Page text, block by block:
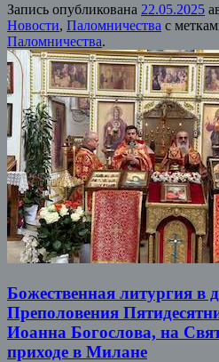
Запись опубликована 22.05.2025
Новости, Паломничества с
Паломничества.
Божественная литургия в
Преполовения
Иоанна Богослова, на
приходе в Милане